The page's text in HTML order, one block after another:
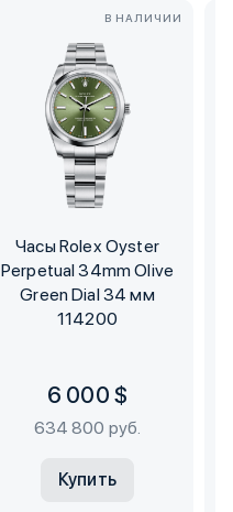
В НАЛИЧИИ
Часы Rolex Oyster
Perpetual 34mm Olive
Green Dial 34 мм
114200
6 000 $
634 800 руб.
Купить